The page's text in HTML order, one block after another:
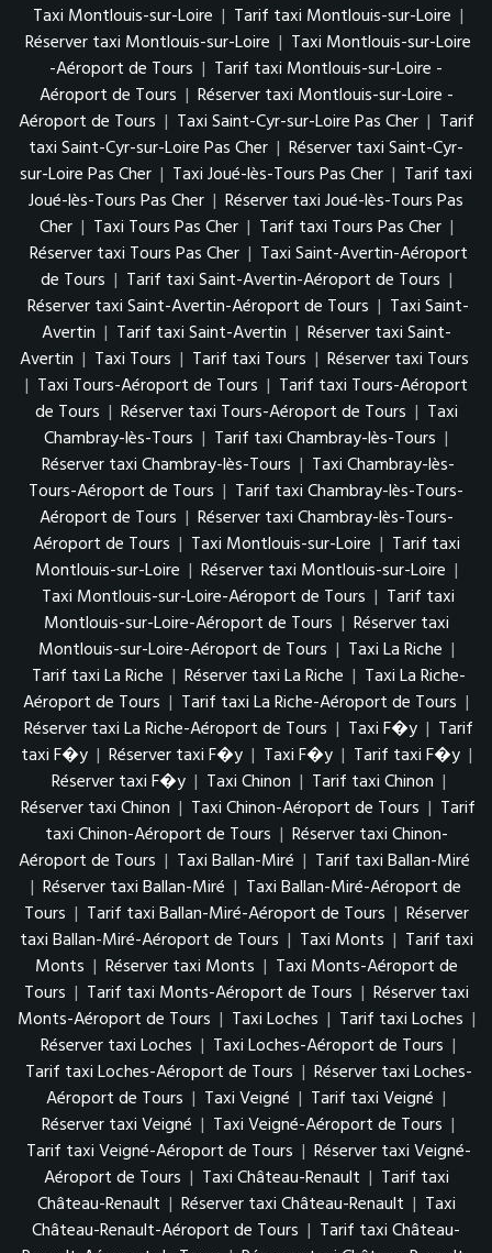
Taxi Montlouis-sur-Loire | Tarif taxi Montlouis-sur-Loire |
Réserver taxi Montlouis-sur-Loire | Taxi Montlouis-sur-Loire
-Aéroport de Tours | Tarif taxi Montlouis-sur-Loire -
Aéroport de Tours | Réserver taxi Montlouis-sur-Loire -
Aéroport de Tours | Taxi Saint-Cyr-sur-Loire Pas Cher | Tarif
taxi Saint-Cyr-sur-Loire Pas Cher | Réserver taxi Saint-Cyr-
sur-Loire Pas Cher | Taxi Joué-lès-Tours Pas Cher | Tarif taxi
Joué-lès-Tours Pas Cher | Réserver taxi Joué-lès-Tours Pas
Cher | Taxi Tours Pas Cher | Tarif taxi Tours Pas Cher |
Réserver taxi Tours Pas Cher | Taxi Saint-Avertin-Aéroport
de Tours | Tarif taxi Saint-Avertin-Aéroport de Tours |
Réserver taxi Saint-Avertin-Aéroport de Tours | Taxi Saint-
Avertin | Tarif taxi Saint-Avertin | Réserver taxi Saint-
Avertin | Taxi Tours | Tarif taxi Tours | Réserver taxi Tours
| Taxi Tours-Aéroport de Tours | Tarif taxi Tours-Aéroport
de Tours | Réserver taxi Tours-Aéroport de Tours | Taxi
Chambray-lès-Tours | Tarif taxi Chambray-lès-Tours |
Réserver taxi Chambray-lès-Tours | Taxi Chambray-lès-
Tours-Aéroport de Tours | Tarif taxi Chambray-lès-Tours-
Aéroport de Tours | Réserver taxi Chambray-lès-Tours-
Aéroport de Tours | Taxi Montlouis-sur-Loire | Tarif taxi
Montlouis-sur-Loire | Réserver taxi Montlouis-sur-Loire |
Taxi Montlouis-sur-Loire-Aéroport de Tours | Tarif taxi
Montlouis-sur-Loire-Aéroport de Tours | Réserver taxi
Montlouis-sur-Loire-Aéroport de Tours | Taxi La Riche |
Tarif taxi La Riche | Réserver taxi La Riche | Taxi La Riche-
Aéroport de Tours | Tarif taxi La Riche-Aéroport de Tours |
Réserver taxi La Riche-Aéroport de Tours | Taxi F�y | Tarif
taxi F�y | Réserver taxi F�y | Taxi F�y | Tarif taxi F�y |
Réserver taxi F�y | Taxi Chinon | Tarif taxi Chinon |
Réserver taxi Chinon | Taxi Chinon-Aéroport de Tours | Tarif
taxi Chinon-Aéroport de Tours | Réserver taxi Chinon-
Aéroport de Tours | Taxi Ballan-Miré | Tarif taxi Ballan-Miré
| Réserver taxi Ballan-Miré | Taxi Ballan-Miré-Aéroport de
Tours | Tarif taxi Ballan-Miré-Aéroport de Tours | Réserver
taxi Ballan-Miré-Aéroport de Tours | Taxi Monts | Tarif taxi
Monts | Réserver taxi Monts | Taxi Monts-Aéroport de
Tours | Tarif taxi Monts-Aéroport de Tours | Réserver taxi
Monts-Aéroport de Tours | Taxi Loches | Tarif taxi Loches |
Réserver taxi Loches | Taxi Loches-Aéroport de Tours |
Tarif taxi Loches-Aéroport de Tours | Réserver taxi Loches-
Aéroport de Tours | Taxi Veigné | Tarif taxi Veigné |
Réserver taxi Veigné | Taxi Veigné-Aéroport de Tours |
Tarif taxi Veigné-Aéroport de Tours | Réserver taxi Veigné-
Aéroport de Tours | Taxi Château-Renault | Tarif taxi
Château-Renault | Réserver taxi Château-Renault | Taxi
Château-Renault-Aéroport de Tours | Tarif taxi Château-